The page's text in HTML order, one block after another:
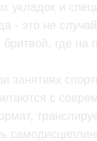
укладок и
- это не
где на
занятиях
с